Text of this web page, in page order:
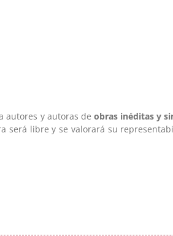
autores y autoras de obras inéditas y
libre y se valorará su